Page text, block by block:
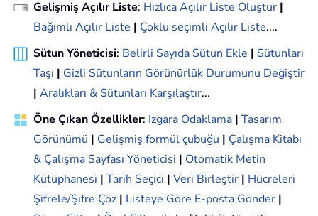
Gelişmiş Açılır Liste: Hızlıca Açılır Liste Oluştur |
Bağımlı Açılır Liste | Çoklu seçimli Açılır Liste....
Sütun Yöneticisi: Belirli Sayıda Sütun Ekle | Sütunları
Taşı | Gizli Sütunların Görünürlük Durumunu Değiştir
| Aralıkları & Sütunları Karşılaştır...
Öne Çıkan Özellikler: Izgara Odaklama | Tasarım
Görünümü | Gelişmiş formül çubuğu | Çalışma Kitabı
& Çalışma Sayfası Yöneticisi | Otomatik Metin
Kütüphanesi | Tarih Seçici | Veri Birleştir | Hücreleri
Şifrele/Şifre Çöz | Listeye Göre E-posta Gönder |